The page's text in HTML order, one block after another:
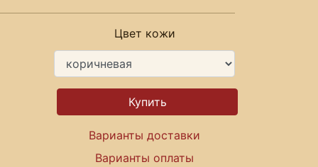
Цвет кожи
Варианты доставки
Варианты оплаты